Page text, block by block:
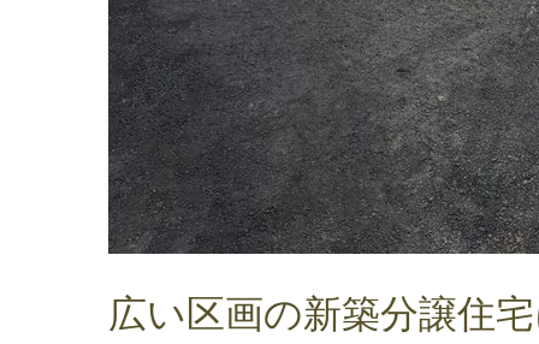
広い区画の新築分譲住